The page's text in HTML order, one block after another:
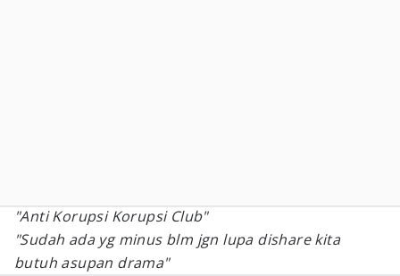
"Anti Korupsi Korupsi Club"
"Sudah ada yg minus blm jgn lupa dishare kita
butuh asupan drama"